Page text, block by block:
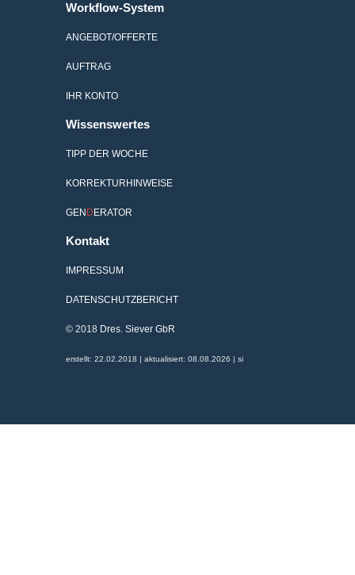
Workflow-System
ANGEBOT/OFFERTE
AUFTRAG
IHR KONTO
Wissenswertes
TIPP DER WOCHE
KORREKTURHINWEISE
GENDERATOR
Kontakt
IMPRESSUM
DATENSCHUTZBERICHT
© 2018 Dres. Siever GbR
erstellt: 22.02.2018 | aktualisiert: 08.08.2026 | si